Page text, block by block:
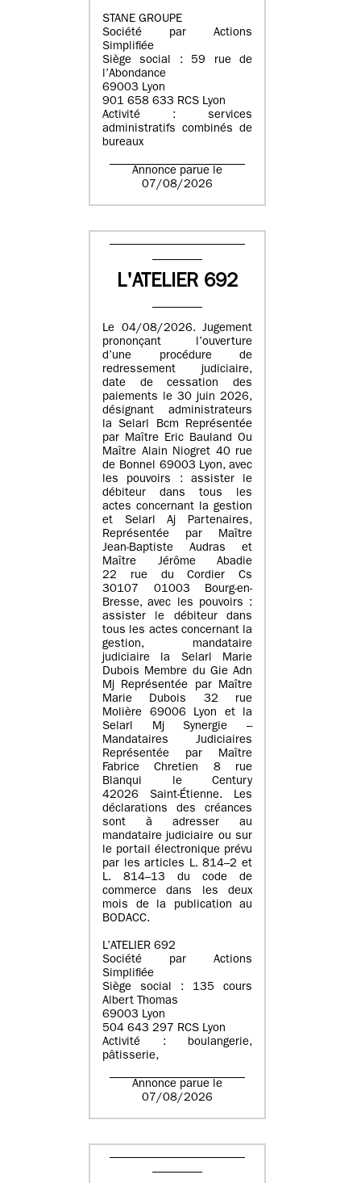
STANE GROUPE
Société par Actions
Simplifiée
Siège social : 59 rue de
l’Abondance
69003 Lyon
901 658 633 RCS Lyon
Activité : services
administratifs combinés de
bureaux
Annonce parue le
07/08/2026
L'ATELIER 692
Le 04/08/2026. Jugement
prononçant l’ouverture
d’une procédure de
redressement judiciaire,
date de cessation des
paiements le 30 juin 2026,
désignant administrateurs
la Selarl Bcm Représentée
par Maître Eric Bauland Ou
Maître Alain Niogret 40 rue
de Bonnel 69003 Lyon, avec
les pouvoirs : assister le
débiteur dans tous les
actes concernant la gestion
et Selarl Aj Partenaires,
Représentée par Maître
Jean-Baptiste Audras et
Maître Jérôme Abadie
22 rue du Cordier Cs
30107 01003 Bourg-en-
Bresse, avec les pouvoirs :
assister le débiteur dans
tous les actes concernant la
gestion, mandataire
judiciaire la Selarl Marie
Dubois Membre du Gie Adn
Mj Représentée par Maître
Marie Dubois 32 rue
Molière 69006 Lyon et la
Selarl Mj Synergie –
Mandataires Judiciaires
Représentée par Maître
Fabrice Chretien 8 rue
Blanqui le Century
42026 Saint-Étienne. Les
déclarations des créances
sont à adresser au
mandataire judiciaire ou sur
le portail électronique prévu
par les articles L. 814–2 et
L. 814–13 du code de
commerce dans les deux
mois de la publication au
BODACC.
L’ATELIER 692
Société par Actions
Simplifiée
Siège social : 135 cours
Albert Thomas
69003 Lyon
504 643 297 RCS Lyon
Activité : boulangerie,
pâtisserie,
Annonce parue le
07/08/2026